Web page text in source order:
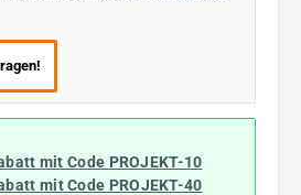
mit Code PROJEKT-10
mit Code PROJEKT-40